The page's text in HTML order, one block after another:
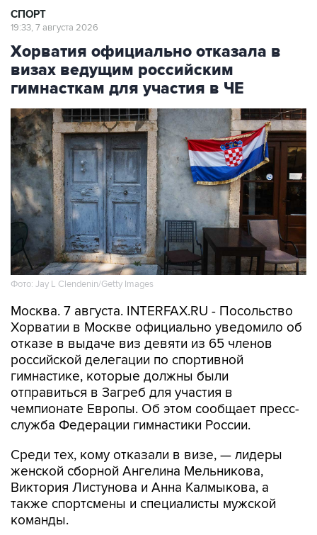
СПОРТ
19:33, 7 августа 2026
Хорватия официально отказала в
визах ведущим российским
гимнасткам для участия в ЧЕ
Фото: Jay L Clendenin/Getty Images
Москва. 7 августа. INTERFAX.RU - Посольство
Хорватии в Москве официально уведомило об
отказе в выдаче виз девяти из 65 членов
российской делегации по спортивной
гимнастике, которые должны были
отправиться в Загреб для участия в
чемпионате Европы. Об этом сообщает пресс-
служба Федерации гимнастики России.
Среди тех, кому отказали в визе, — лидеры
женской сборной Ангелина Мельникова,
Виктория Листунова и Анна Калмыкова, а
также спортсмены и специалисты мужской
команды.